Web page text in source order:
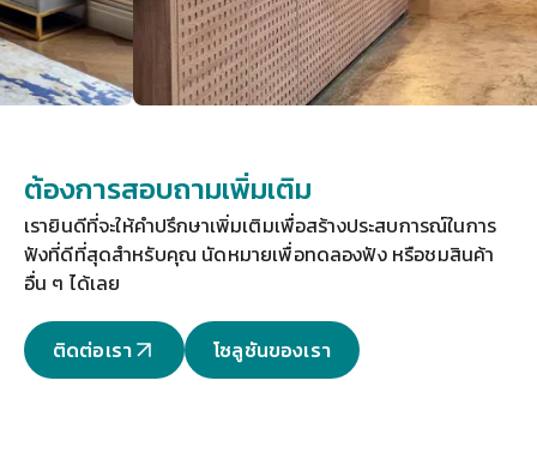
ต้องการสอบถามเพิ่มเติม
เรายินดีที่จะให้คำปรึกษาเพิ่มเติมเพื่อสร้างประสบการณ์ในการ
ฟังที่ดีที่สุดสำหรับคุณ นัดหมายเพื่อทดลองฟัง หรือชมสินค้า
อื่น ๆ ได้เลย
ติดต่อเรา โซลูชันของเรา